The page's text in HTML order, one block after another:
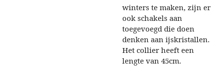
winters te maken, zijn er
ook schakels aan
toegevoegd die doen
denken aan ijskristallen.
Het collier heeft een
lengte van 45cm.